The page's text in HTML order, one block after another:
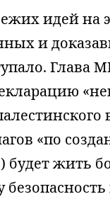
идей на
и
Глава
«по
будет жить